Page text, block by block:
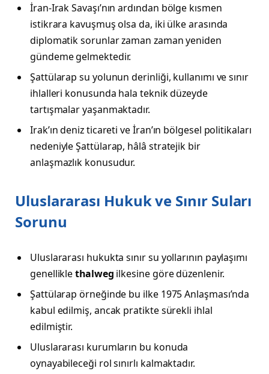
İran-Irak Savaşı’nın ardından bölge kısmen
istikrara kavuşmuş olsa da, iki ülke arasında
diplomatik sorunlar zaman zaman yeniden
gündeme gelmektedir.
Şattülarap su yolunun derinliği, kullanımı ve sınır
ihlalleri konusunda hala teknik düzeyde
tartışmalar yaşanmaktadır.
Irak’ın deniz ticareti ve İran’ın bölgesel politikaları
nedeniyle Şattülarap, hâlâ stratejik bir
anlaşmazlık konusudur.
Uluslararası Hukuk ve Sınır Suları
Sorunu
Uluslararası hukukta sınır su yollarının paylaşımı
genelliklethalweg ilkesine göre düzenlenir.
Şattülarap örneğinde bu ilke 1975 Anlaşması’nda
kabul edilmiş, ancak pratikte sürekli ihlal
edilmiştir.
Uluslararası kurumların bu konuda
oynayabileceği rol sınırlı kalmaktadır.